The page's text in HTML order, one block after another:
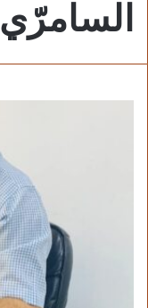
السامرّي